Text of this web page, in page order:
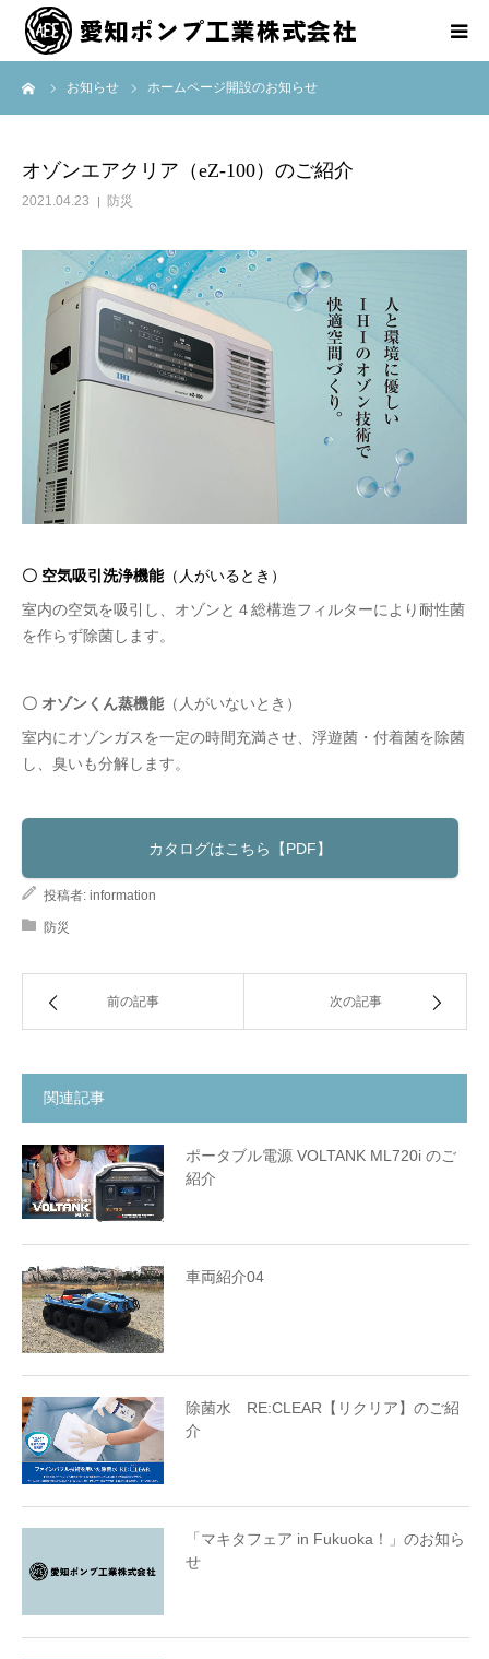
お知らせ ホームページ開設のお知らせ
オゾンエアクリア（eZ-100）のご紹介
2021.04.23 防災
〇 空気吸引洗浄機能（人がいるとき）
室内の空気を吸引し、オゾンと４総構造フィルターにより耐性菌
を作らず除菌します。
〇 オゾンくん蒸機能（人がいないとき）
室内にオゾンガスを一定の時間充満させ、浮遊菌・付着菌を除菌
し、臭いも分解します。
カタログはこちら【PDF】
投稿者: information
防災
前の記事 次の記事
関連記事
ポータブル電源 VOLTANK ML720i のご
紹介
車両紹介04
除菌水 RE:CLEAR【リクリア】のご紹
介
「マキタフェア in Fukuoka！」のお知ら
せ
ホーム
お知らせ
アクセス